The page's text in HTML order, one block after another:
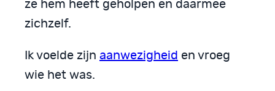
ze hem heeft geholpen en daarmee
zichzelf.
Ik voelde zijn aanwezigheid en vroeg
wie het was.